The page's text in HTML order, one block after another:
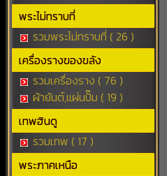
พระไม่ทราบที่
รวมพระไม่ทราบที่ ( 26 )
เครื่องรางของขลัง
รวมเครื่องราง ( 76 )
ผ้ายันต์,แผ่นปั๊ม ( 19 )
เทพฮินดู
รวมเทพ ( 17 )
พระภาคเหนือ